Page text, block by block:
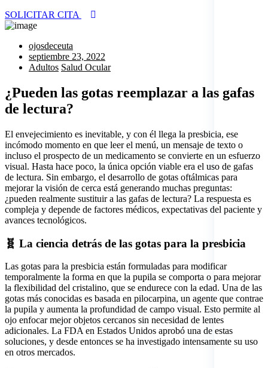
SOLICITAR CITA
ojosdeceuta
septiembre 23, 2022
Adultos Salud Ocular
¿Pueden las gotas reemplazar a las gafas
de lectura?
El envejecimiento es inevitable, y con él llega la presbicia, ese
incómodo momento en que leer el menú, un mensaje de texto o
incluso el prospecto de un medicamento se convierte en un esfuerzo
visual. Hasta hace poco, la única opción viable era el uso de gafas
de lectura. Sin embargo, el desarrollo de gotas oftálmicas para
mejorar la visión de cerca está generando muchas preguntas:
¿pueden realmente sustituir a las gafas de lectura? La respuesta es
compleja y depende de factores médicos, expectativas del paciente y
avances tecnológicos.
🧬 La ciencia detrás de las gotas para la presbicia
Las gotas para la presbicia están formuladas para modificar
temporalmente la forma en que la pupila se comporta o para mejorar
la flexibilidad del cristalino, que se endurece con la edad. Una de las
gotas más conocidas es basada en pilocarpina, un agente que contrae
la pupila y aumenta la profundidad de campo visual. Esto permite al
ojo enfocar mejor objetos cercanos sin necesidad de lentes
adicionales. La FDA en Estados Unidos aprobó una de estas
soluciones, y desde entonces se ha investigado intensamente su uso
en otros mercados.